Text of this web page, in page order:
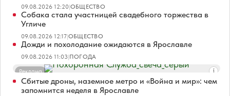
09.08.2026 12:20|ОБЩЕСТВО
Собака стала участницей свадебного торжества в
Угличе
09.08.2026 12:17|ОБЩЕСТВО
Дожди и похолодание ожидаются в Ярославле
09.08.2026 11:03|ПОГОДА
Реклама
Сбитые дроны, наземное метро и «Война и мир»: чем
запомнится неделя в Ярославле